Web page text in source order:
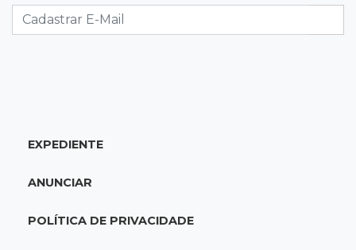
Beyblade agita Campo Grande
10:45Economia verde
que pode movimentar R$ 2,36 bilhões
10:33Licenciamento ambiental
EXPEDIENTE
ANUNCIAR
POLÍTICA DE PRIVACIDADE